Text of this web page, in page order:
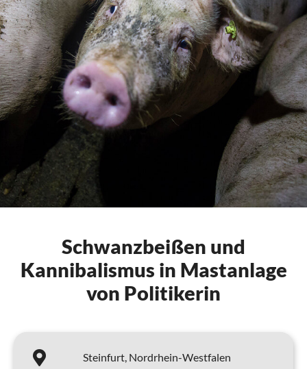
Schwanzbeißen und
Kannibalismus in Mastanlage
von Politikerin
Steinfurt, Nordrhein-Westfalen